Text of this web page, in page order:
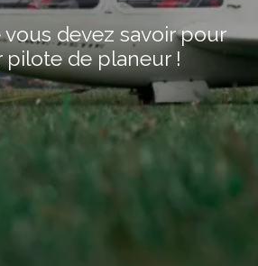
devez savoir pour
pilote de planeur !